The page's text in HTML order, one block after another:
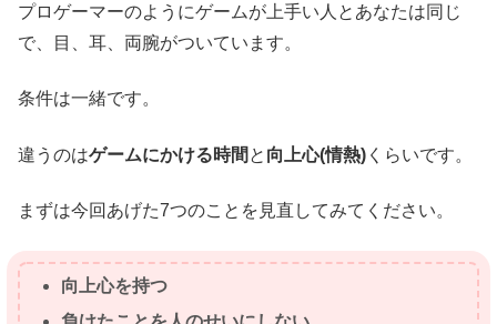
プロゲーマーのようにゲームが上手い人とあなたは同じ
で、目、耳、両腕がついています。
条件は一緒です。
違うのはゲームにかける時間 と 向上心(情熱) くらいです。
まずは今回あげた7つのことを見直してみてください。
向上心を持つ